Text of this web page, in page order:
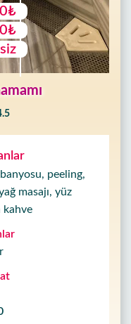
peeling,
masajı, yüz
kahve